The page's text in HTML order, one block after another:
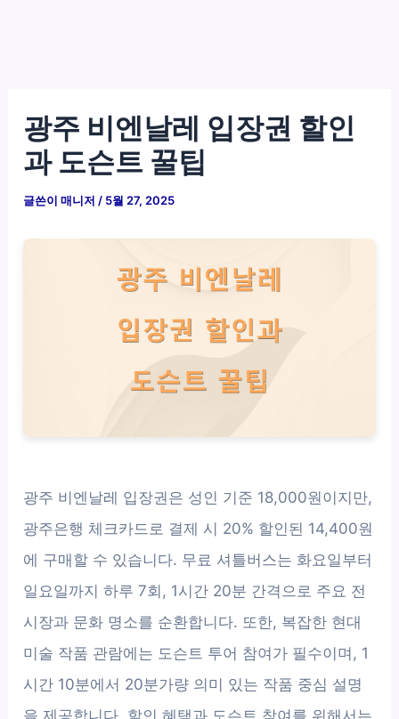
광주 비엔날레 입장권 할인
과 도슨트 꿀팁
글쓴이매니저 / 5월 27, 2025
광주 비엔날레 입장권은 성인 기준 18,000원이지만,
광주은행 체크카드로 결제 시 20% 할인된 14,400원
에 구매할 수 있습니다. 무료 셔틀버스는 화요일부터
일요일까지 하루 7회, 1시간 20분 간격으로 주요 전
시장과 문화 명소를 순환합니다. 또한, 복잡한 현대
미술 작품 관람에는 도슨트 투어 참여가 필수이며, 1
시간 10분에서 20분가량 의미 있는 작품 중심 설명
을 제공합니다. 할인 혜택과 도슨트 참여를 위해서는